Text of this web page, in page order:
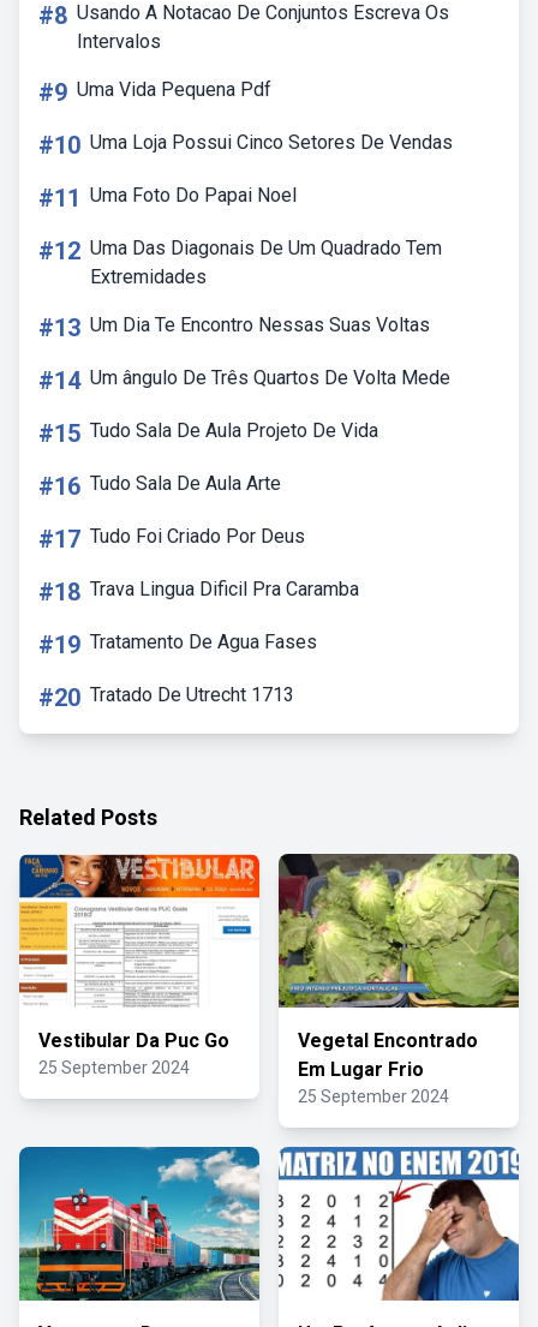
#8 Usando A Notacao De Conjuntos Escreva Os
Intervalos
#9 Uma Vida Pequena Pdf
#10 Uma Loja Possui Cinco Setores De Vendas
#11 Uma Foto Do Papai Noel
#12 Uma Das Diagonais De Um Quadrado Tem
Extremidades
#13 Um Dia Te Encontro Nessas Suas Voltas
#14 Um ângulo De Três Quartos De Volta Mede
#15 Tudo Sala De Aula Projeto De Vida
#16 Tudo Sala De Aula Arte
#17 Tudo Foi Criado Por Deus
#18 Trava Lingua Dificil Pra Caramba
#19 Tratamento De Agua Fases
#20 Tratado De Utrecht 1713
Related Posts
Vestibular Da Puc Go
25 September 2024
Vegetal Encontrado
Em Lugar Frio
25 September 2024